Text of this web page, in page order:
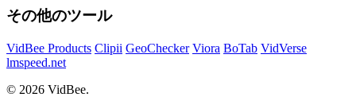
その他のツール
VidBee Products Clipii GeoChecker Viora BoTab VidVerse
lmspeed.net
© 2026 VidBee.